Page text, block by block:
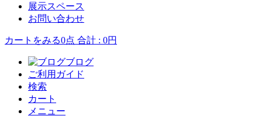
展示スペース
お問い合わせ
カートをみる0点 合計 : 0円
ブログ
ご利用ガイド
検索
カート
メニュー